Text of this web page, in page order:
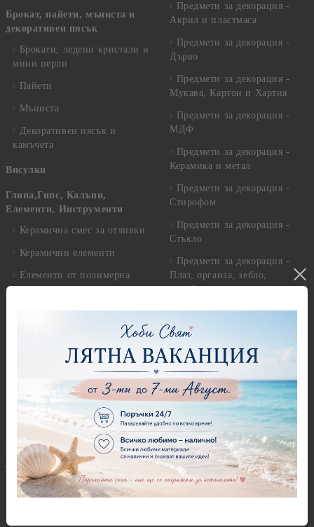
Брокат, пайети, мъниста и
декоративен пясък
Брокати, ледени кристали и
мини перли
Пайети
Мъниста
Декоративен пясък и
камъчета
Висулки
Глина,Гипс, Калъпи,
Елементи, Инструменти
Керамична смес за отливки
Керамични елементи
Елементи от полимерна
глина и полирезин
Пластични елементи
Инструменти за моделиране
Молдове и шаблони
Самосъхнеща глина
Полимерна Глина
Приложни техники и
Декупаж
Декупажна хартия
Предмети за декорация -
Акрил и пластмаса
Предмети за декорация -
Дърво
Предмети за декорация -
Мукава, Картон и Хартия
Предмети за декорация -
МДФ
Предмети за декорация -
Керамика и метал
Предмети за декорация -
Стирофом
Предмети за декорация -
Стъкло
Предмети за декорация -
Плат, органза, зебло,
целофан
Перфоратори до 2,50 см
Перфоратори 2,50 см
Перфоратори над 2,50 см
Бордюрни пънчове
Ъглови перфоратори
Перфоратори Основни
Фигури - кръгове, овали
Перфоратори - Сърца и
звезди